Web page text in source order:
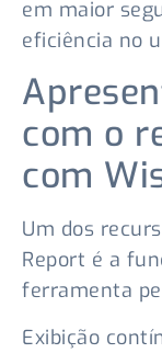
em maior
eficiência no
com o
com
Um dos
Report é a
ferramenta
Exibição